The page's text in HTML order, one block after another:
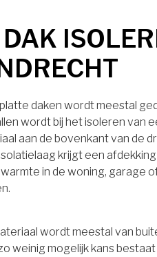
daken wordt meestal
wordt bij het isoleren van
aan de bovenkant van de
krijgt een
in de woning, garage
wordt meestal van
weinig mogelijk kans